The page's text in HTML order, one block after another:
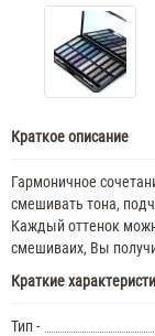
Краткое описание
Гармоничное
смешивать тона,
Каждый оттенок
смешиваих, Вы
Краткие
Тип -